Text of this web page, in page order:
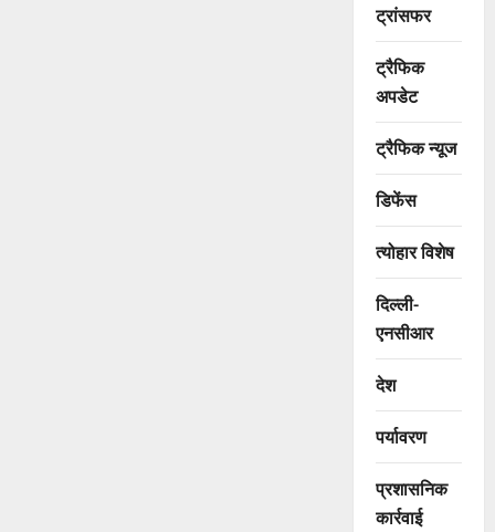
ट्रांसफर
ट्रैफिक
अपडेट
ट्रैफिक न्यूज
डिफेंस
त्योहार विशेष
दिल्ली-
एनसीआर
देश
पर्यावरण
प्रशासनिक
कार्रवाई